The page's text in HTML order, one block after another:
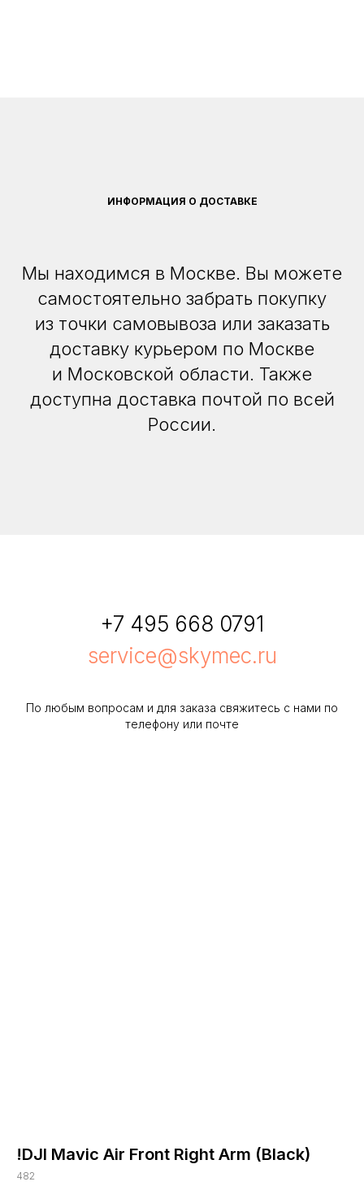
ИНФОРМАЦИЯ О ДОСТАВКЕ
Мы находимся в Москве. Вы можете
самостоятельно забрать покупку
из точки самовывоза или заказать
доставку курьером по Москве
и Московской области. Также
доступна доставка почтой по всей
России.
+7 495 668 0791
service@skymec.ru
По любым вопросам и для заказа свяжитесь с нами по
телефону или почте
!DJI Mavic Air Front Right Arm (Black)
482